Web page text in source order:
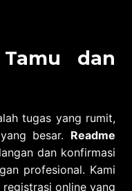
dan
tugas yang rumit,
besar. Readme
dan konfirmasi
profesional. Kami
online yang